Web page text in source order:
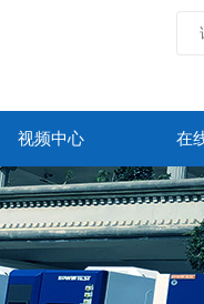
视频中心 在